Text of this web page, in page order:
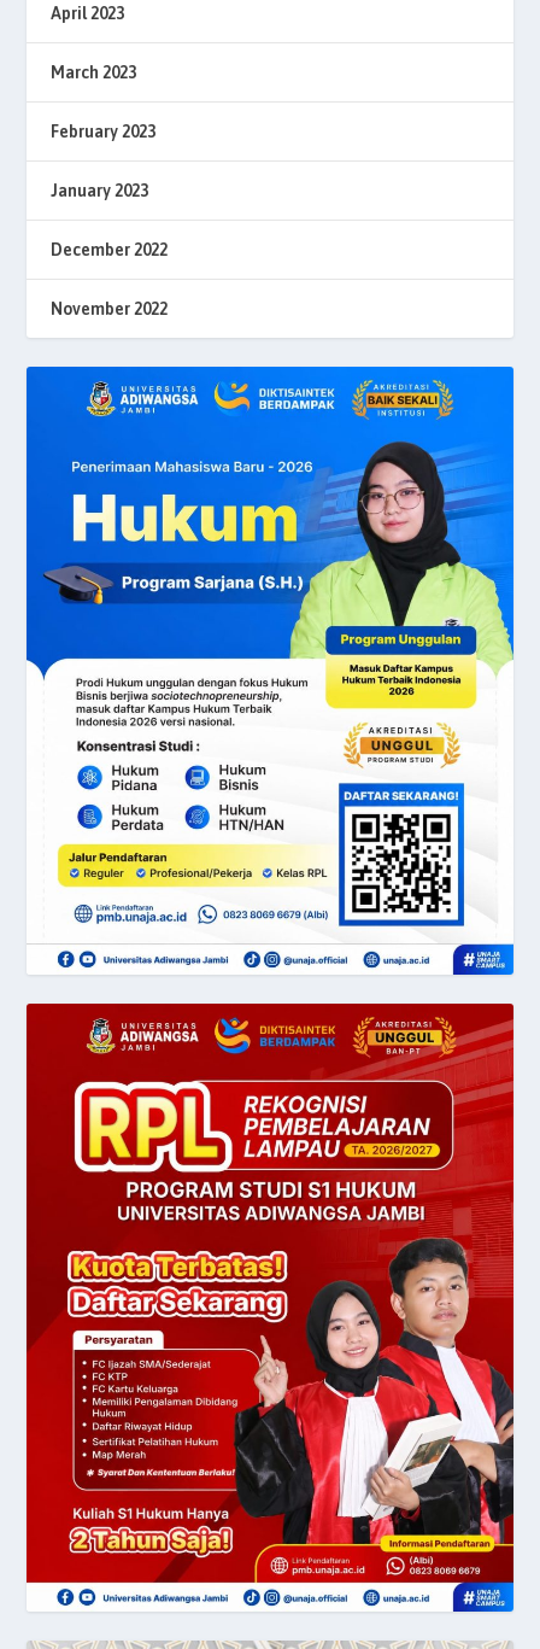
April 2023
March 2023
February 2023
January 2023
December 2022
November 2022